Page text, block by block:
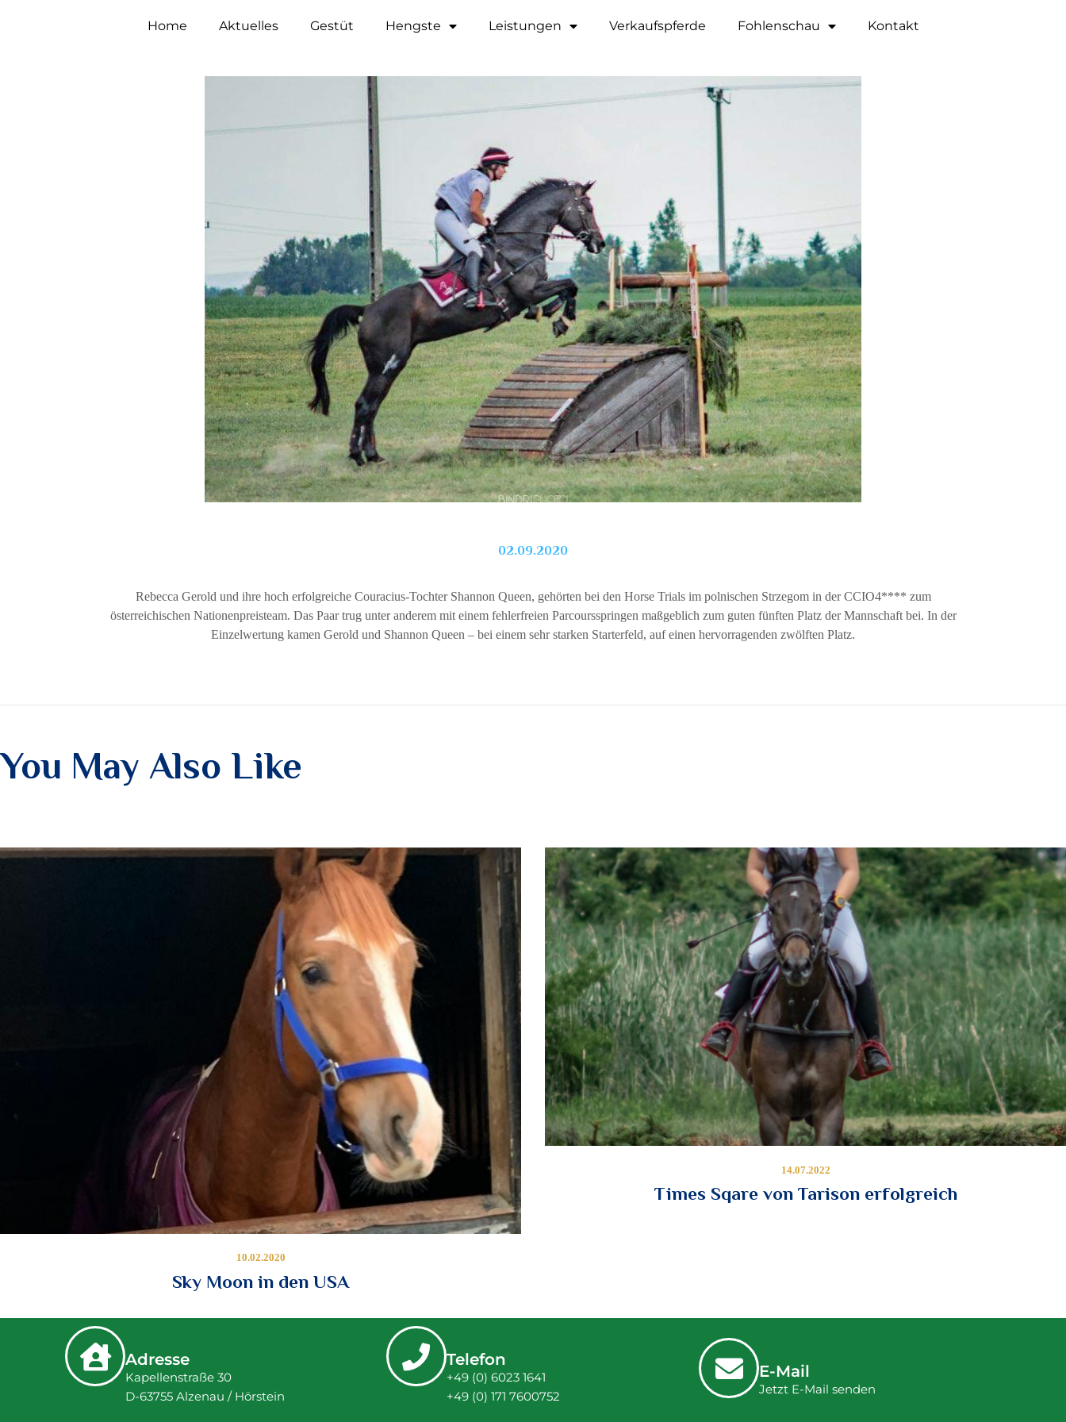
Home Aktuelles Gestüt Hengste Leistungen Verkaufspferde Fohlenschau Kontakt
02.09.2020
Rebecca Gerold und ihre hoch erfolgreiche Couracius-Tochter Shannon Queen, gehörten bei den Horse Trials im polnischen Strzegom in der CCIO4**** zum
österreichischen Nationenpreisteam. Das Paar trug unter anderem mit einem fehlerfreien Parcoursspringen maßgeblich zum guten fünften Platz der Mannschaft bei. In der
Einzelwertung kamen Gerold und Shannon Queen – bei einem sehr starken Starterfeld, auf einen hervorragenden zwölften Platz.
You May Also Like
10.02.2020
Sky Moon in den USA
14.07.2022
Times Sqare von Tarison erfolgreich
Adresse
Kapellenstraße 30
D-63755 Alzenau / Hörstein
Telefon
+49 (0) 6023 1641
+49 (0) 171 7600752
E-Mail
Jetzt E-Mail senden